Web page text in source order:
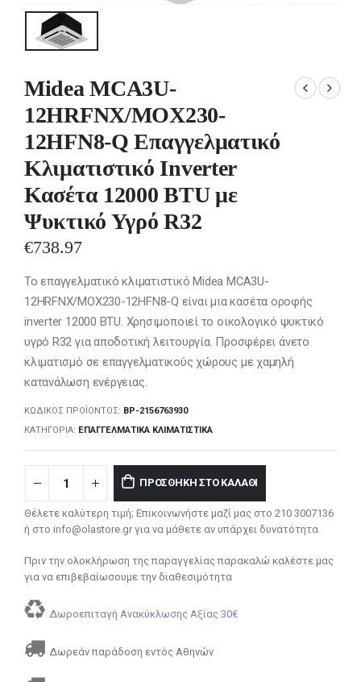
Midea MCA3U-
12HRFNX/MOX230-
12HFN8-Q Επαγγελματικό
Κλιματιστικό Inverter
Κασέτα 12000 BTU με
Ψυκτικό Υγρό R32
€738.97
Το επαγγελματικό κλιματιστικό Midea MCA3U-
12HRFNX/MOX230-12HFN8-Q είναι μια κασέτα οροφής
inverter 12000 BTU. Χρησιμοποιεί το οικολογικό ψυκτικό
υγρό R32 για αποδοτική λειτουργία. Προσφέρει άνετο
κλιματισμό σε επαγγελματικούς χώρους με χαμηλή
κατανάλωση ενέργειας.
ΚΩΔΙΚΌΣ ΠΡΟΪΌΝΤΟΣ: BP-2156763930
ΚΑΤΗΓΟΡΊΑ: ΕΠΑΓΓΕΛΜΑΤΙΚΆ ΚΛΙΜΑΤΙΣΤΙΚΆ
ΠΡΟΣΘΉΚΗ ΣΤΟ ΚΑΛΆΘΙ
Θέλετε καλύτερη τιμή; Επικοινωνήστε μαζί μας στο 210 3007136
ή στο info@olastore.gr για να μάθετε αν υπάρχει δυνατότητα
Πριν την ολοκλήρωση της παραγγελίας παρακαλώ καλέστε μας
για να επιβεβαίωσουμε την διαθεσιμότητα
Δωροεπιταγή Ανακύκλωσης Αξίας 30€
Δωρεάν παράδοση εντός Αθηνών